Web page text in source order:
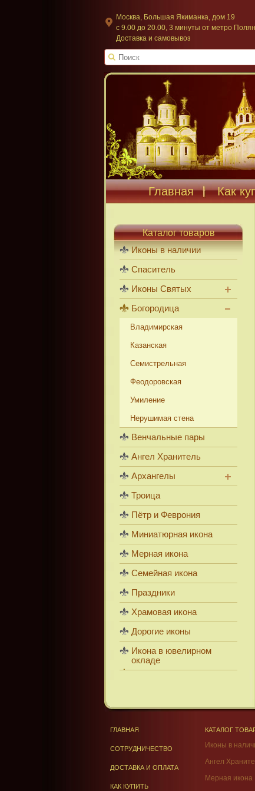
Москва, Большая Якиманка, дом 19
c 9.00 до 20.00, 3 минуты от метро
Доставка и самовывоз
Главная Как
Каталог товаров
Иконы в наличии
Спаситель
Иконы Святых
Богородица
Владимирская
Казанская
Семистрельная
Феодоровская
Умиление
Нерушимая стена
Венчальные пары
Ангел Хранитель
Архангелы
Троица
Пётр и Феврония
Миниатюрная икона
Мерная икона
Семейная икона
Праздники
Храмовая икона
Дорогие иконы
Икона в ювелирном
окладе
ГЛАВНАЯ
СОТРУДНИЧЕСТВО
ДОСТАВКА И ОПЛАТА
КАК КУПИТЬ
КАТАЛОГ
Иконы в
Ангел
Мерная икона